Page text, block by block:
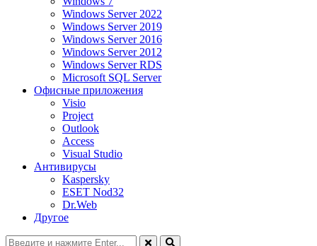
Windows Server 2022
Windows Server 2019
Windows Server 2016
Windows Server 2012
Windows Server RDS
Microsoft SQL Server
Офисные приложения
Visio
Project
Outlook
Access
Visual Studio
Антивирусы
Kaspersky
ESET Nod32
Dr.Web
Другое